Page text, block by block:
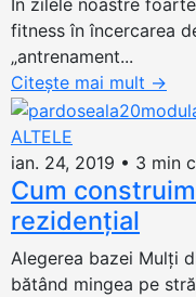
În zilele noastre
fitness în încercarea
„antrenament...
Citește mai mult →
ALTELE
ian. 24, 2019 • 3 min
Cum
rezidențial
Alegerea bazei Mulți
bătând mingea pe